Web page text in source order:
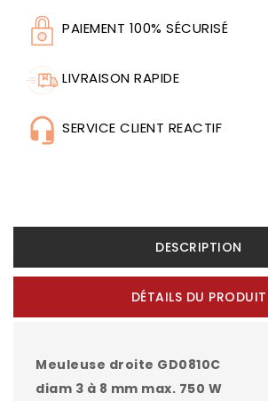
PAIEMENT 100% SÉCURISÉ
LIVRAISON RAPIDE
SERVICE CLIENT REACTIF
DESCRIPTION
DÉTAILS DU PRODUIT
Meuleuse droite GD0810C
diam 3 à 8 mm max. 750 W